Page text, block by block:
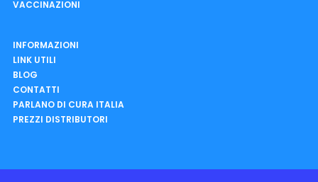
VACCINAZIONI
INFORMAZIONI
LINK UTILI
BLOG
CONTATTI
PARLANO DI CURA ITALIA
PREZZI DISTRIBUTORI